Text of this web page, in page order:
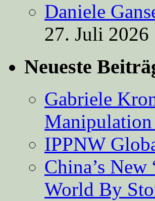
Daniele
27. Juli 2026
Neueste
Gabriele
IPPNW
China’s
World By